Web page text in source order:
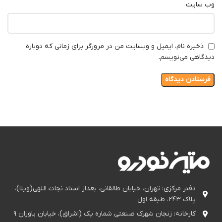
وب‌ سایت
ذخیره نام، ایمیل و وبسایت من در مرورگر برای زمانی که دوباره
دیدگاهی می‌نویسم.
دفتر مرکزی: تهران، خیابان طالقانی، بعداز استاد نجات اللهی(ویلا)،
پلاک ۲۴۳، طبقه اول
کارخانه: زنجان شهرک صنعتی شماره یک (اشراق)، خیابان یاوران ۹